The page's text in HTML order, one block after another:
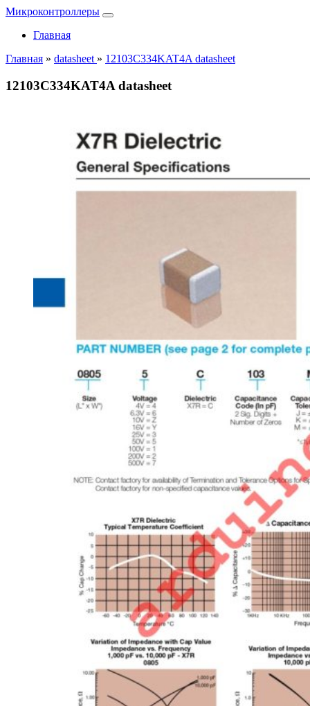
Микроконтроллеры
Главная
Главная » datasheet » 12103C334KAT4A datasheet
12103C334KAT4A datasheet